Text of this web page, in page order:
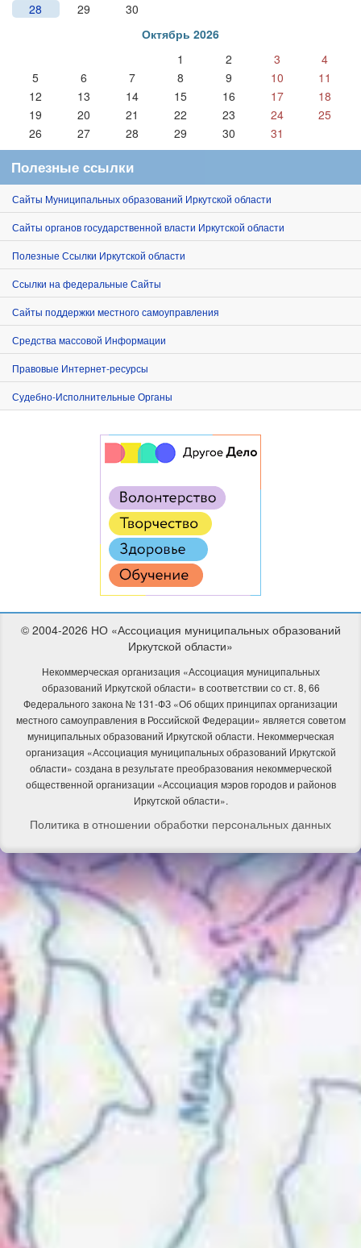
28
29
30
Октябрь 2026
1
2 3
4
5
6 7 8 9 10
11
12
13 14 15 16 17
18
19
20 21 22 23 24
25
26
27 28 29 30 31
Полезные ссылки
Сайты Муниципальных образований Иркутской области
Сайты органов государственной власти Иркутской области
Полезные Ссылки Иркутской области
Ссылки на федеральные Сайты
Сайты поддержки местного самоуправления
Средства массовой Информации
Правовые Интернет-ресурсы
Судебно-Исполнительные Органы
© 2004-2026 НО «Ассоциация муниципальных образований
Иркутской области»
Некоммерческая организация «Ассоциация муниципальных
образований Иркутской области» в соответствии со ст. 8, 66
Федерального закона № 131-ФЗ «Об общих принципах организации
местного самоуправления в Российской Федерации» является советом
муниципальных образований Иркутской области. Некоммерческая
организация «Ассоциация муниципальных образований Иркутской
области» создана в результате преобразования некоммерческой
общественной организации «Ассоциация мэров городов и районов
Иркутской области».
Политика в отношении обработки персональных данных